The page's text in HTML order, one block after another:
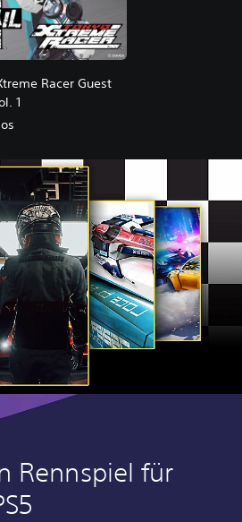
Racer Guest
1
Rennspiel für